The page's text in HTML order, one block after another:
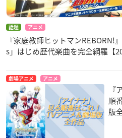
話題 アニメ
『家庭教師ヒットマン
s」はじめ歴代楽曲を完全網羅【
劇場アニメ アニメ
『
順
版